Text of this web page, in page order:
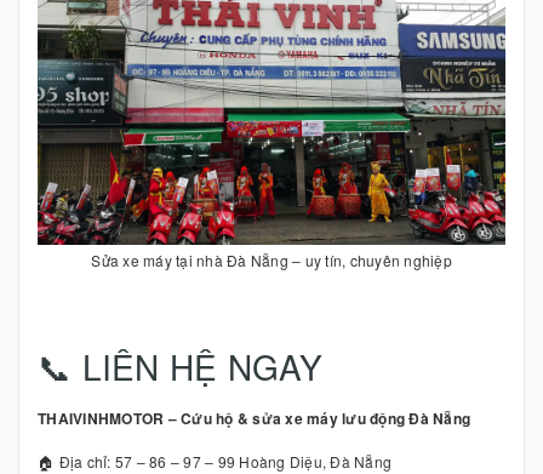
Sửa xe máy tại nhà Đà Nẵng – uy tín, chuyên nghiệp
📞 LIÊN HỆ NGAY
THAIVINHMOTOR – Cứu hộ & sửa xe máy lưu động Đà Nẵng
🏠 Địa chỉ: 57 – 86 – 97 – 99 Hoàng Diệu, Đà Nẵng